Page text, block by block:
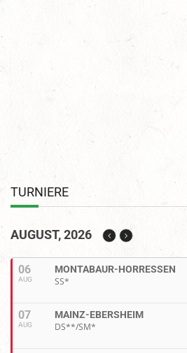
TURNIERE
AUGUST, 2026
06
AUG
MONTABAUR-HORRESSEN
SS*
07
AUG
MAINZ-EBERSHEIM
DS**/SM*